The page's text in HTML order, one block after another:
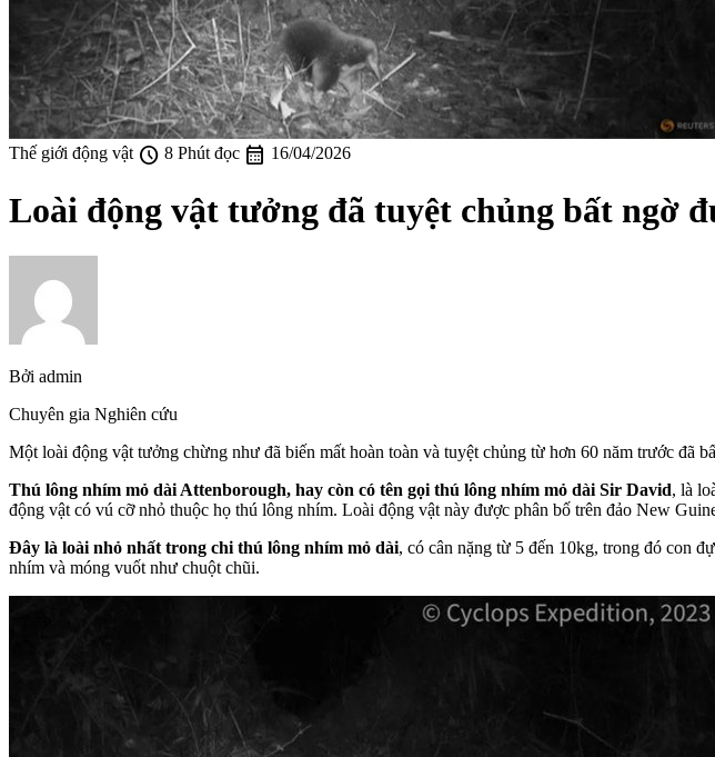
Thế giới động vật schedule 8 Phút đọc calendar_month 16/04/2026
Loài động vật tưởng đã tuyệt chủng bất ngờ
Bởi admin
Chuyên gia Nghiên cứu
Một loài động vật tưởng chừng như đã biến mất hoàn toàn và tuyệt chủng từ hơn 60 năm trước đã
Thú lông nhím mỏ dài Attenborough, hay còn có tên gọi thú lông nhím mỏ dài Sir David, là
động vật có vú cỡ nhỏ thuộc họ thú lông nhím. Loài động vật này được phân bố trên đảo New
Đây là loài nhỏ nhất trong chi thú lông nhím mỏ dài, có cân nặng từ 5 đến 10kg, trong đó con
nhím và móng vuốt như chuột chũi.